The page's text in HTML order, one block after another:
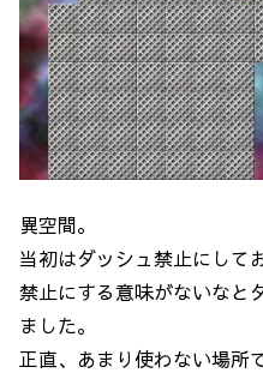
異空間。
当初はダッシュ禁止にして
禁止にする意味がないなと
ました。
正直、あまり使わない場所